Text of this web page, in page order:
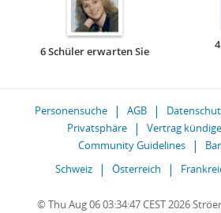
6 Schüler erwarten Sie
Personensuche AGB
Privatsphäre
Vertrag
Community Guidelines
Schweiz
Österreich
© Thu Aug 06 03:34:47 CEST 2026